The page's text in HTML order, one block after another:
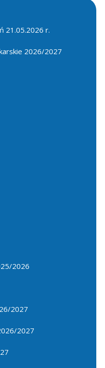
21.05.2026 r.
2026/2027
2026
2027
2027